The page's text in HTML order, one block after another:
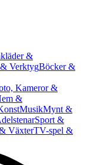
&
VerktygBöcker &
Kameror &
&
MusikMynt &
Sport &
VäxterTV-spel &